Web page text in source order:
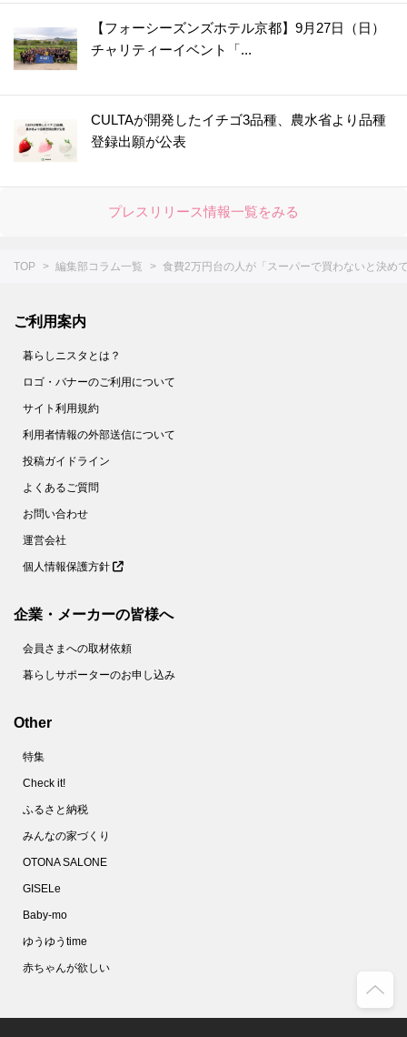
【フォーシーズンズホテル京都】9月27日（日）
チャリティーイベント「...
CULTAが開発したイチゴ3品種、農水省より品種
登録出願が公表
プレスリリース情報一覧をみる
TOP 編集部コラム一覧 食費2万円台の人が「スーパーで買わないと決め
ご利用案内
暮らしニスタとは？
ロゴ・バナーのご利用について
サイト利用規約
利用者情報の外部送信について
投稿ガイドライン
よくあるご質問
お問い合わせ
運営会社
個人情報保護方針
企業・メーカーの皆様へ
会員さまへの取材依頼
暮らしサポーターのお申し込み
Other
特集
Check it!
ふるさと納税
みんなの家づくり
OTONA SALONE
GISELe
Baby-mo
ゆうゆうtime
赤ちゃんが欲しい